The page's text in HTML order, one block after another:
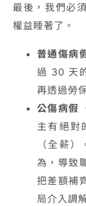
最後，我們必
權益睡著了。
普通傷病
過 30 天
再透過勞
公傷病假
主有絕對
（全薪
為，導致
把差額補
局介入調